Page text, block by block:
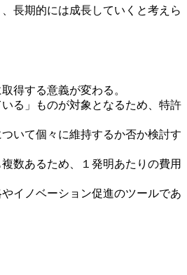
長期的には成長していくと考えら
得する意義が変わる。
る」ものが対象となるため、特許
いて個々に維持するか否か検討す
数あるため、１発明あたりの費用
イノベーション促進のツールであ